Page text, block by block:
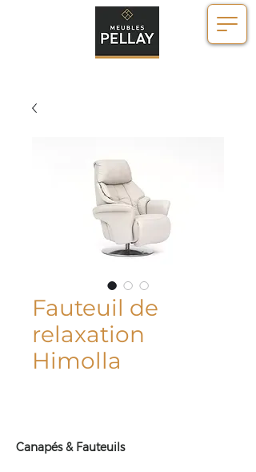
Fauteuil de
relaxation
Himolla
Canapés & Fauteuils